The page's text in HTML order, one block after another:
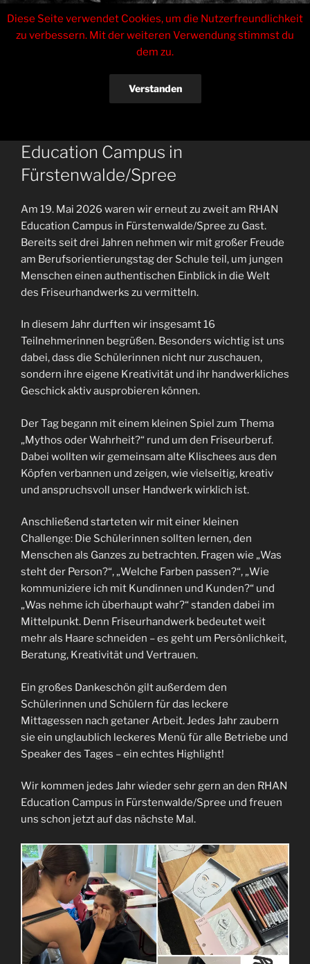
Zum
Inhalt
springen
Tinas Haarstudio
Inhaberin Sabrina Czarkowski
Menü
Education Campus in
Fürstenwalde/Spree
Am 19. Mai 2026 waren wir erneut zu zweit am RHAN
Education Campus in Fürstenwalde/Spree zu Gast.
Bereits seit drei Jahren nehmen wir mit großer Freude
am Berufsorientierungstag der Schule teil, um jungen
Menschen einen authentischen Einblick in die Welt
des Friseurhandwerks zu vermitteln.
In diesem Jahr durften wir insgesamt 16
Teilnehmerinnen begrüßen. Besonders wichtig ist uns
dabei, dass die Schülerinnen nicht nur zuschauen,
sondern ihre eigene Kreativität und ihr handwerkliches
Geschick aktiv ausprobieren können.
Der Tag begann mit einem kleinen Spiel zum Thema
„Mythos oder Wahrheit?“ rund um den Friseurberuf.
Dabei wollten wir gemeinsam alte Klischees aus den
Köpfen verbannen und zeigen, wie vielseitig, kreativ
und anspruchsvoll unser Handwerk wirklich ist.
Anschließend starteten wir mit einer kleinen
Challenge: Die Schülerinnen sollten lernen, den
Menschen als Ganzes zu betrachten. Fragen wie „Was
steht der Person?“, „Welche Farben passen?“, „Wie
kommuniziere ich mit Kundinnen und Kunden?“ und
„Was nehme ich überhaupt wahr?“ standen dabei im
Mittelpunkt. Denn Friseurhandwerk bedeutet weit
mehr als Haare schneiden – es geht um Persönlichkeit,
Beratung, Kreativität und Vertrauen.
Ein großes Dankeschön gilt außerdem den
Schülerinnen und Schülern für das leckere
Mittagessen nach getaner Arbeit. Jedes Jahr zaubern
sie ein unglaublich leckeres Menü für alle Betriebe und
Speaker des Tages – ein echtes Highlight!
Wir kommen jedes Jahr wieder sehr gern an den RHAN
Education Campus in Fürstenwalde/Spree und freuen
uns schon jetzt auf das nächste Mal.
Diese Seite verwendet Cookies, um die Nutzerfreundlichkeit
zu verbessern. Mit der weiteren Verwendung stimmst du
dem zu.
Verstanden